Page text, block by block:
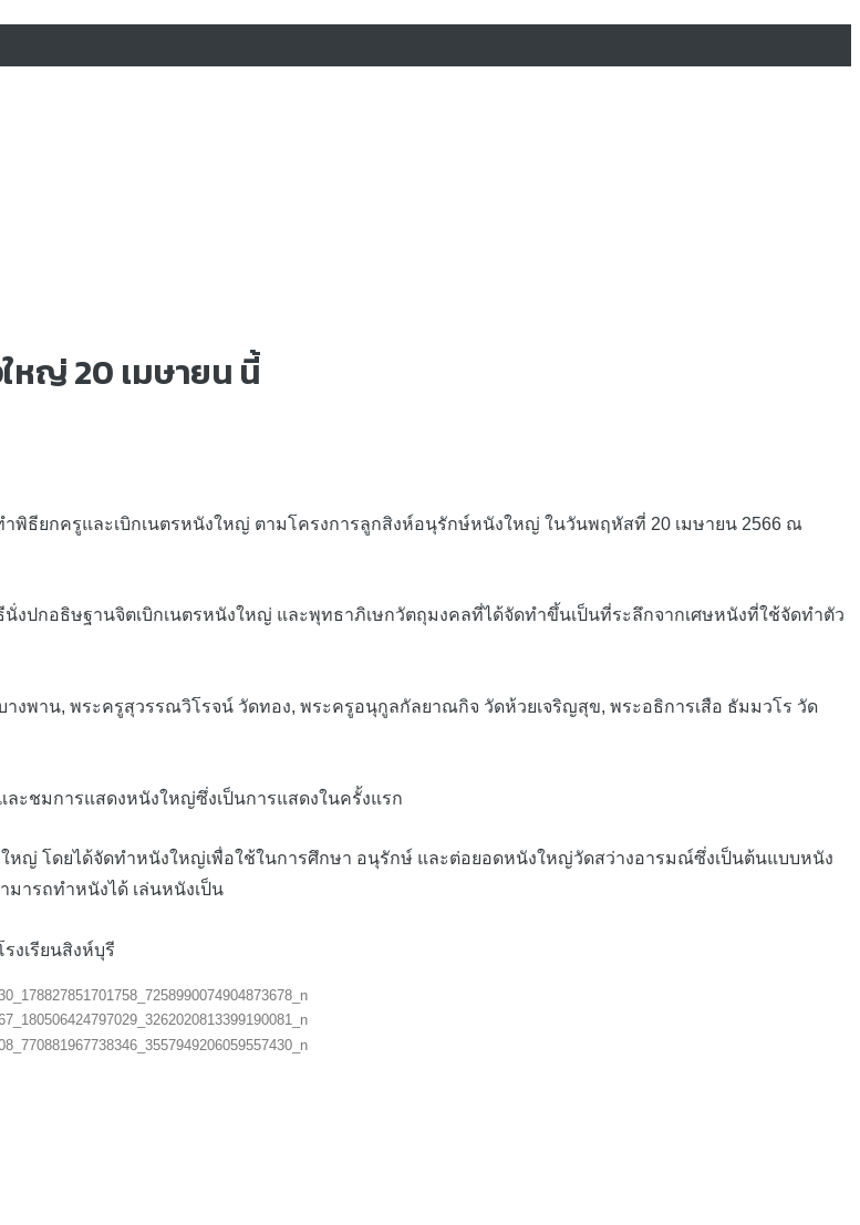
หญ่ 20 เมษายน นี้
พิธียกครูและเบิกเนตรหนังใหญ่ ตามโครงการลูกสิงห์อนุรักษ์หนังใหญ่ ในวันพฤหัสที่ 20 เมษายน 2566 ณ
อธิษฐานจิตเบิกเนตรหนังใหญ่ และพุทธาภิเษกวัตถุมงคลที่ได้จัดทำขึ้นเป็นที่ระลึกจากเศษหนังที่ใช้จัดทำตัว
น, พระครูสุวรรณวิโรจน์ วัดทอง, พระครูอนุกูลกัลยาณกิจ วัดห้วยเจริญสุข, พระอธิการเสือ ธัมมวโร วัด
มการแสดงหนังใหญ่ซึ่งเป็นการแสดงในครั้งแรก
โดยได้จัดทำหนังใหญ่เพื่อใช้ในการศึกษา อนุรักษ์ และต่อยอดหนังใหญ่วัดสว่างอารมณ์ซึ่งเป็นต้นแบบหนัง
มารถทำหนังได้ เล่นหนังเป็น
เรียนสิงห์บุรี